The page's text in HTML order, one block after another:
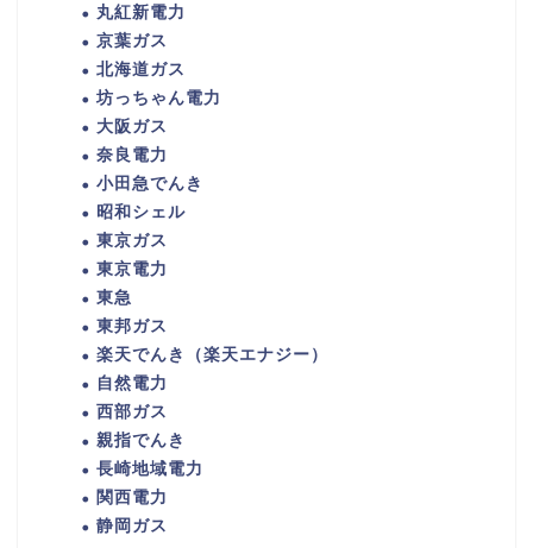
丸紅新電力
京葉ガス
北海道ガス
坊っちゃん電力
大阪ガス
奈良電力
小田急でんき
昭和シェル
東京ガス
東京電力
東急
東邦ガス
楽天でんき（楽天エナジー）
自然電力
西部ガス
親指でんき
長崎地域電力
関西電力
静岡ガス